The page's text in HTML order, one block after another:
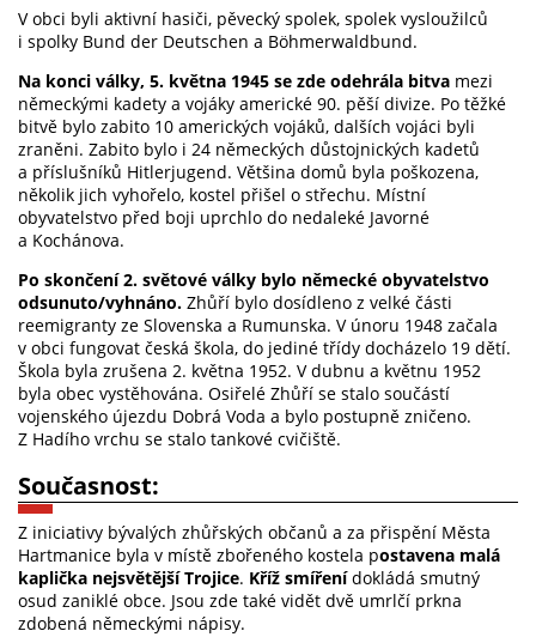
V obci byli aktivní hasiči, pěvecký spolek, spolek vysloužilců
i spolky Bund der Deutschen a Böhmerwaldbund.
Na konci války, 5. května 1945 se zde odehrála bitva mezi
německými kadety a vojáky americké 90. pěší divize. Po těžké
bitvě bylo zabito 10 amerických vojáků, dalších vojáci byli
zraněni. Zabito bylo i 24 německých důstojnických kadetů
a příslušníků Hitlerjugend. Většina domů byla poškozena,
několik jich vyhořelo, kostel přišel o střechu. Místní
obyvatelstvo před boji uprchlo do nedaleké Javorné
a Kochánova.
Po skončení 2. světové války bylo německé obyvatelstvo
odsunuto/vyhnáno. Zhůří bylo dosídleno z velké části
reemigranty ze Slovenska a Rumunska. V únoru 1948 začala
v obci fungovat česká škola, do jediné třídy docházelo 19 dětí.
Škola byla zrušena 2. května 1952. V dubnu a květnu 1952
byla obec vystěhována. Osiřelé Zhůří se stalo součástí
vojenského újezdu Dobrá Voda a bylo postupně zničeno.
Z Hadího vrchu se stalo tankové cvičiště.
Současnost:
Z iniciativy bývalých zhůřských občanů a za přispění Města
Hartmanice byla v místě zbořeného kostela postavena malá
kaplička nejsvětější Trojice. Kříž smířenídokládá smutný
osud zaniklé obce. Jsou zde také vidět dvě umrlčí prkna
zdobená německými nápisy.